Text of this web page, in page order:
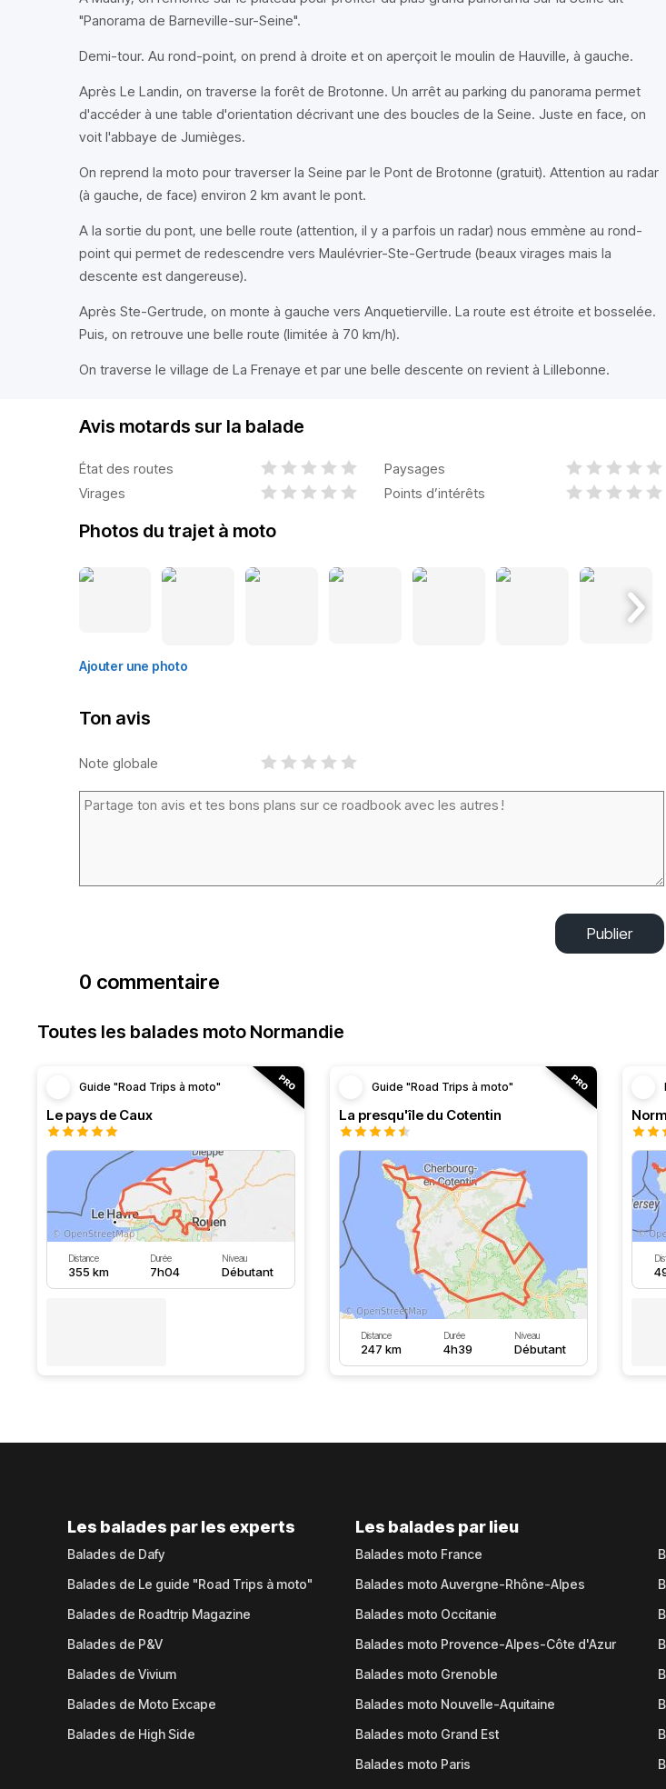
"Panorama de Barneville-sur-Seine".
Demi-tour. Au rond-point, on prend à droite et on aperçoit le moulin de Hauville, à gauche.
Après Le Landin, on traverse la forêt de Brotonne. Un arrêt au parking du panorama permet
d'accéder à une table d'orientation décrivant une des boucles de la Seine. Juste en face, on
voit l'abbaye de Jumièges.
On reprend la moto pour traverser la Seine par le Pont de Brotonne (gratuit). Attention au radar
(à gauche, de face) environ 2 km avant le pont.
A la sortie du pont, une belle route (attention, il y a parfois un radar) nous emmène au rond-
point qui permet de redescendre vers Maulévrier-Ste-Gertrude (beaux virages mais la
descente est dangereuse).
Après Ste-Gertrude, on monte à gauche vers Anquetierville. La route est étroite et bosselée.
Puis, on retrouve une belle route (limitée à 70 km/h).
On traverse le village de La Frenaye et par une belle descente on revient à Lillebonne.
Avis motards sur la balade
État des routes
Paysages
Virages
Points d’intérêts
Photos du trajet à moto
Ajouter une photo
Ton avis
Note globale
Publier
0 commentaire
Toutes les balades moto Normandie
Guide "Road Trips à moto"
Le pays de Caux
Distance
355 km
Durée
7h04
Niveau
Débutant
Guide "Road Trips à moto"
La presqu'île du Cotentin
Distance
247 km
Durée
4h39
Niveau
Débutant
Les balades par les experts
Balades de Dafy
Balades de Le guide "Road Trips à moto"
Balades de Roadtrip Magazine
Balades de P&V
Balades de Vivium
Balades de Moto Excape
Balades de High Side
Les balades par lieu
Balades moto France
Balades moto Auvergne-Rhône-Alpes
Balades moto Occitanie
Balades moto Provence-Alpes-Côte d'Azur
Balades moto Grenoble
Balades moto Nouvelle-Aquitaine
Balades moto Grand Est
Balades moto Paris